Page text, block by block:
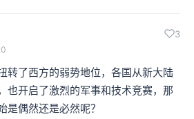
3
转了西方的弱势地位，各国从新大陆
也开启了激烈的军事和技术竞赛，那
是偶然还是必然呢？